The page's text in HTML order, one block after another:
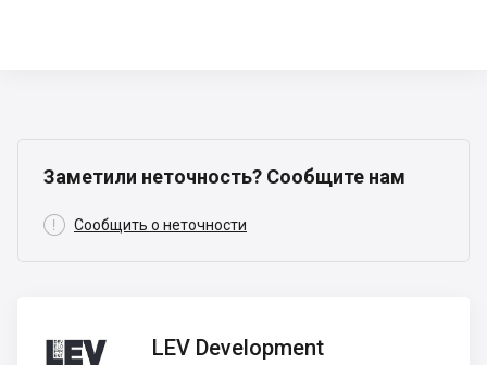
Заметили неточность? Сообщите нам
 Сообщить о неточности
Development
LEV Development